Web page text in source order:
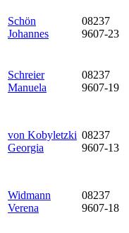
Schön
Johannes
08237
9607-23
Schreier
Manuela
08237
9607-19
von Kobyletzki
Georgia
08237
9607-13
Widmann
Verena
08237
9607-18